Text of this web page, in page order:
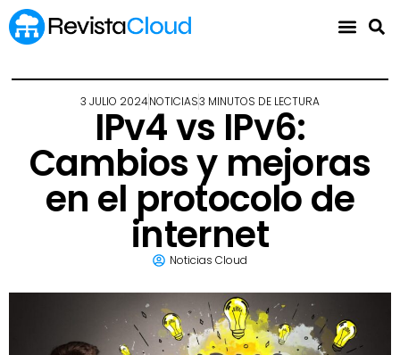
3 JULIO 2024NOTICIAS3 MINUTOS DE LECTURA
IPv4 vs IPv6:
Cambios y mejoras
en el protocolo de
internet
Noticias Cloud